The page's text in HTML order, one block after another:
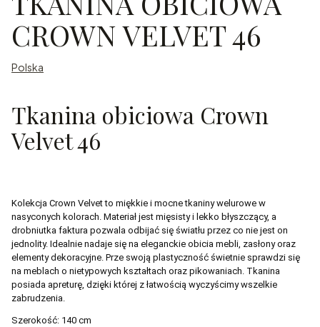
CROWN VELVET 46
Polska
Tkanina obiciowa Crown
Velvet 46
Kolekcja Crown Velvet to miękkie i mocne tkaniny welurowe w
nasyconych kolorach. Materiał jest mięsisty i lekko błyszczący, a
drobniutka faktura pozwala odbijać się światłu przez co nie jest on
jednolity. Idealnie nadaje się na eleganckie obicia mebli, zasłony oraz
elementy dekoracyjne. Prze swoją plastyczność świetnie sprawdzi się
na meblach o nietypowych kształtach oraz pikowaniach. Tkanina
posiada apreturę, dzięki której z łatwością wyczyścimy wszelkie
zabrudzenia.
Szerokość: 140 cm